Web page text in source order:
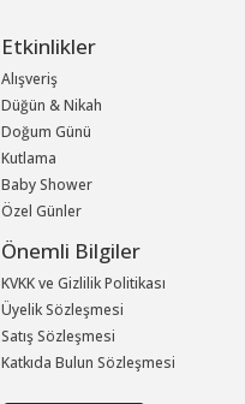
Etkinlikler
Alışveriş
Düğün & Nikah
Doğum Günü
Kutlama
Baby Shower
Özel Günler
Önemli Bilgiler
KVKK ve Gizlilik Politikası
Üyelik Sözleşmesi
Satış Sözleşmesi
Katkıda Bulun Sözleşmesi